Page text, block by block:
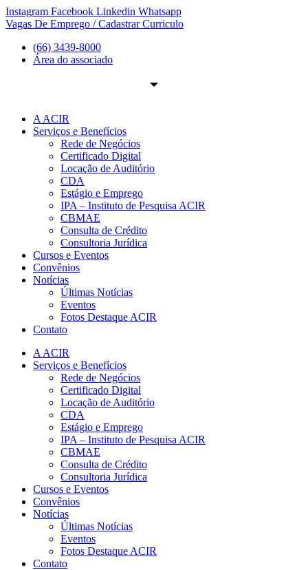
Ir
para
conteúdo
Instagram Facebook Linkedin Whatsapp
Vagas De Emprego / Cadastrar Curriculo
(66) 3439-8000
Área do associado
A ACIR
Serviços e Benefícios
Rede de Negócios
Certificado Digital
Locação de Auditório
CDA
Estágio e Emprego
IPA – Instituto de Pesquisa ACIR
CBMAE
Consulta de Crédito
Consultoria Jurídica
Cursos e Eventos
Convênios
Notícias
Últimas Notícias
Eventos
Fotos Destaque ACIR
Contato
A ACIR
Serviços e Benefícios
Rede de Negócios
Certificado Digital
Locação de Auditório
CDA
Estágio e Emprego
IPA – Instituto de Pesquisa ACIR
CBMAE
Consulta de Crédito
Consultoria Jurídica
Cursos e Eventos
Convênios
Notícias
Últimas Notícias
Eventos
Fotos Destaque ACIR
Contato